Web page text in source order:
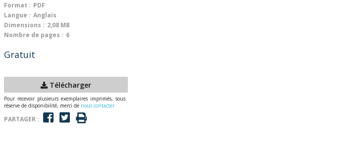
Format : PDF
Langue : Anglais
Dimensions : 2,08 MB
Nombre de pages : 6
Gratuit
Télécharger
Pour recevoir plusieurs exemplaires imprimés, sous
réserve de disponibilité, merci de nous contacter
PARTAGER :